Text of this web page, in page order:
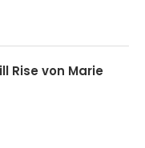
Rise von Marie